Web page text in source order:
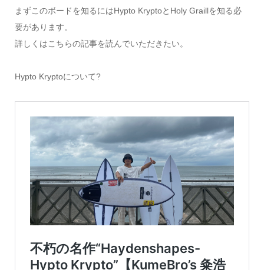
まずこのボードを知るにはHypto KryptoとHoly Graillを知る必
要があります。
詳しくはこちらの記事を読んでいただきたい。
Hypto Kryptoについて?